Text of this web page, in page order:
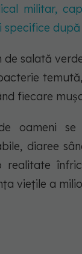
militar,
specifice
de salată
fiecare
oameni se
diaree
realitate
viețile a